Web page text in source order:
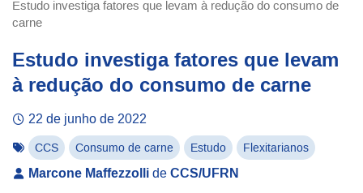
Estudo investiga fatores que levam à redução do consumo de
carne
Estudo investiga fatores que levam
à redução do consumo de carne
22 de junho de 2022
CCS Consumo de carne Estudo Flexitarianos
Marcone Maffezzolli deCCS/UFRN